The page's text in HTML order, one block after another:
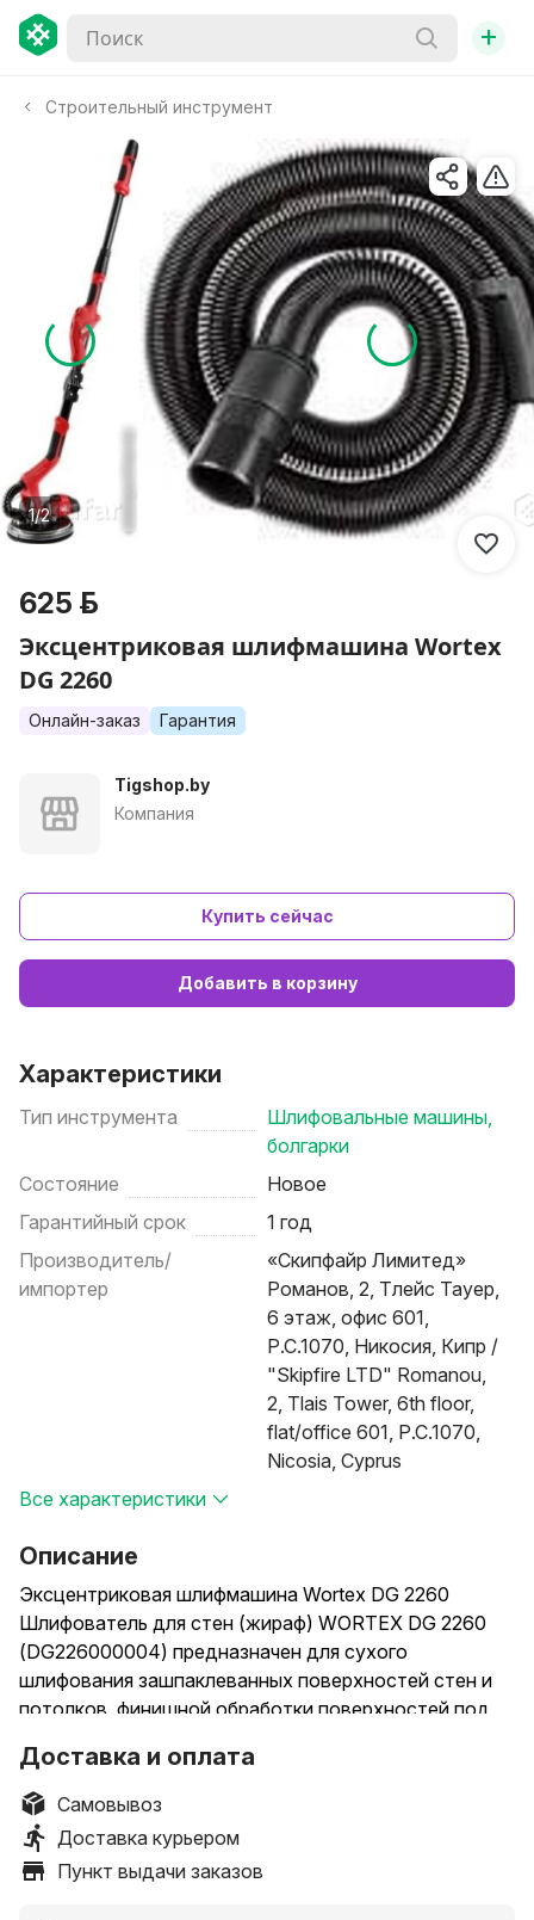
+
Строительный инструмент
1/2
625 р.
Эксцентриковая шлифмашина Wortex
DG 2260
Онлайн-заказ Гарантия
Tigshop.by
Компания
Купить сейчас
Добавить в корзину
Характеристики
Тип инструмента
Шлифовальные машины,
болгарки
Состояние
Новое
Гарантийный срок
1 год
Производитель/
импортер
«Скипфайр Лимитед»
Романов, 2, Тлейс Тауер,
6 этаж, офис 601,
P.C.1070, Никосия, Кипр /
"Skipfire LTD" Romanou,
2, Tlais Tower, 6th floor,
flat/office 601, P.C.1070,
Nicosia, Cyprus
Все характеристики
Описание
Эксцентриковая шлифмашина Wortex DG 2260
Шлифователь для стен (жираф) WORTEX DG 2260
(DG226000004) предназначен для сухого
шлифования зашпаклеванных поверхностей стен и
потолков, финишной обработки поверхностей под
качественную обработку поверхности, чем ручной
метод. Система крепления шлифовальной бумаги с
помощью липучки - для ее быстрой замены
шлифкруга. Благодаря удлинителю вала, входящему
в комплект шлифмашины, пользователю не надо
Доставка и оплата
Самовывоз
Доставка курьером
Пункт выдачи заказов